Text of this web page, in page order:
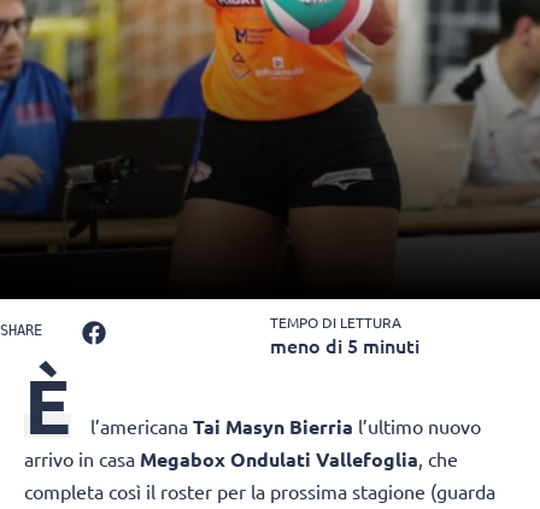
SHARE TEMPO DI LETTURA
meno di 5 minuti
È l’americana Tai Masyn Bierria l’ultimo nuovo
arrivo in casa Megabox Ondulati Vallefoglia, che
completa così il roster per la prossima stagione (guarda